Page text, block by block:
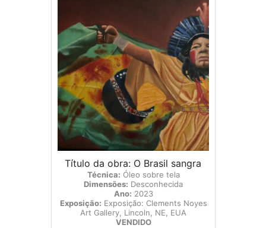
Título da obra: O Brasil sangra
Técnica: Óleo sobre tela
Dimensões: Desconhecida
Ano: 2023
Exposição: Exposição: Clements Noyes
Art Gallery, Lincoln, NE, EUA
VENDIDO